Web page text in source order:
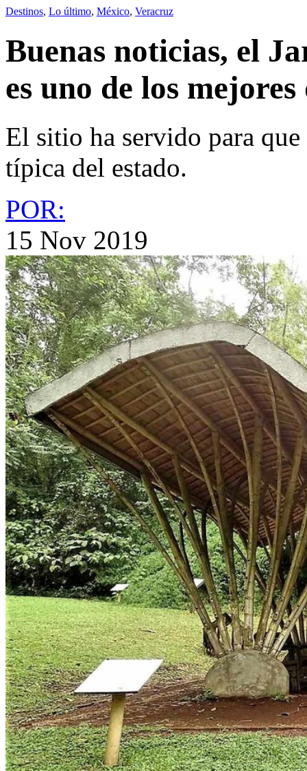
Destinos, Lo último, México, Veracruz
Buenas noticias, el
es uno de los
El sitio ha servido para
típica del estado.
POR:
15 Nov 2019